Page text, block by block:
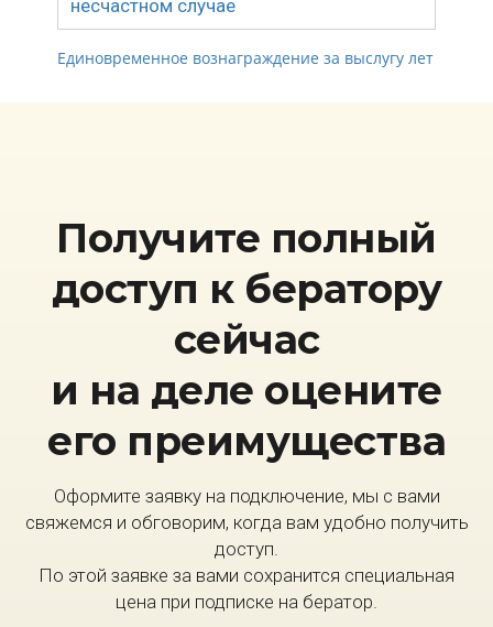
несчастном случае
Единовременное вознаграждение за выслугу лет
Получите полный
доступ к бератору
сейчас
и на деле оцените
его преимущества
Оформите заявку на подключение, мы с вами
свяжемся и обговорим, когда вам удобно получить
доступ.
По этой заявке за вами сохранится специальная
цена при подписке на бератор.